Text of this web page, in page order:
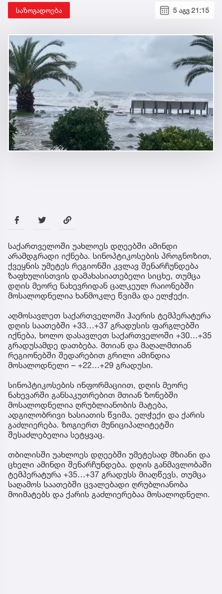
საზოგადოება 5 აგვ 21:15
საქართველოში უახლოეს დღეებში ამინდი
არამდგრადი იქნება. სინოპტიკოსების პროგნოზით,
ქვეყნის უმეტეს რეგიონში კვლავ შენარჩუნდება
ზაფხულისთვის დამახასიათებელი სიცხე, თუმცა
დღის მეორე ნახევრიდან ცალკეულ რაიონებში
მოსალოდნელია ხანმოკლე წვიმა და ელჭექი.
აღმოსავლეთ საქართველოში ჰაერის ტემპერატურა
დღის საათებში +33…+37 გრადუსის ფარგლებში
იქნება, ხოლო დასავლეთ საქართველოში +30…+35
გრადუსამდე დათბება. მთიან და მაღალმთიან
რეგიონებში შედარებით გრილი ამინდია
მოსალოდნელი – +22…+29 გრადუსი.
სინოპტიკოსების ინფორმაციით, დღის მეორე
ნახევარში განსაკუთრებით მთიან ზონებში
მოსალოდნელია ღრუბლიანობის მატება,
ადგილობრივი ხასიათის წვიმა, ელჭექი და ქარის
გაძლიერება. ზოგიერთ მუნიციპალიტეტში
შესაძლებელია სეტყვაც.
თბილისში უახლოეს დღეებში უმეტესად მზიანი და
ცხელი ამინდი შენარჩუნდება. დღის განმავლობაში
ტემპერატურა +35…+37 გრადუსს მიაღწევს, თუმცა
საღამოს საათებში ცვალებადი ღრუბლიანობა
მოიმატებს და ქარის გაძლიერებაა მოსალოდნელი.